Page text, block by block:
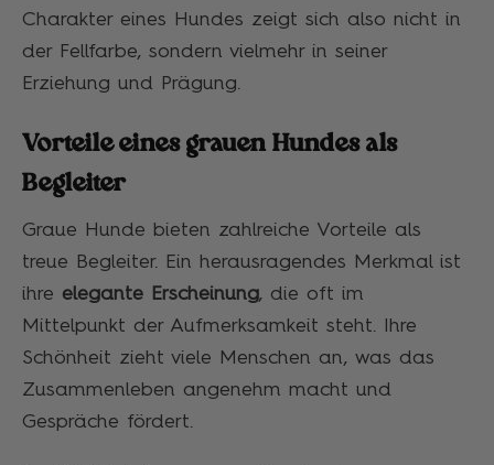
Charakter eines Hundes zeigt sich also nicht in
der Fellfarbe, sondern vielmehr in seiner
Erziehung und Prägung.
Vorteile eines grauen Hundes als
Begleiter
Graue Hunde bieten zahlreiche Vorteile als
treue Begleiter. Ein herausragendes Merkmal ist
ihre elegante Erscheinung, die oft im
Mittelpunkt der Aufmerksamkeit steht. Ihre
Schönheit zieht viele Menschen an, was das
Zusammenleben angenehm macht und
Gespräche fördert.